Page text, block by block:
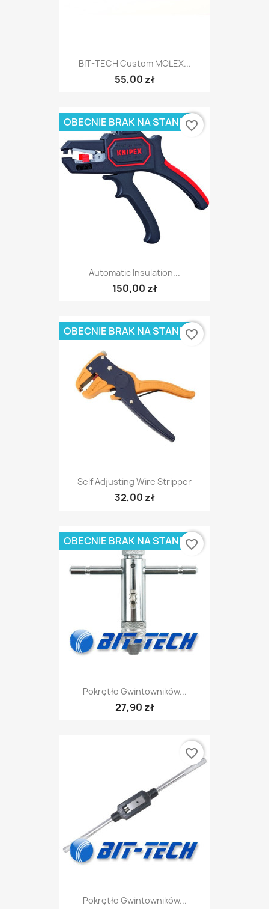
BIT-TECH Custom MOLEX...
55,00 zł
Automatic Insulation...
150,00 zł
OBECNIE BRAK NA STANIEfavorite_border
Self Adjusting Wire Stripper
32,00 zł
OBECNIE BRAK NA STANIEfavorite_border
Pokrętło Gwintowników...
27,90 zł
OBECNIE BRAK NA STANIEfavorite_border
Pokrętło Gwintowników...
favorite_border